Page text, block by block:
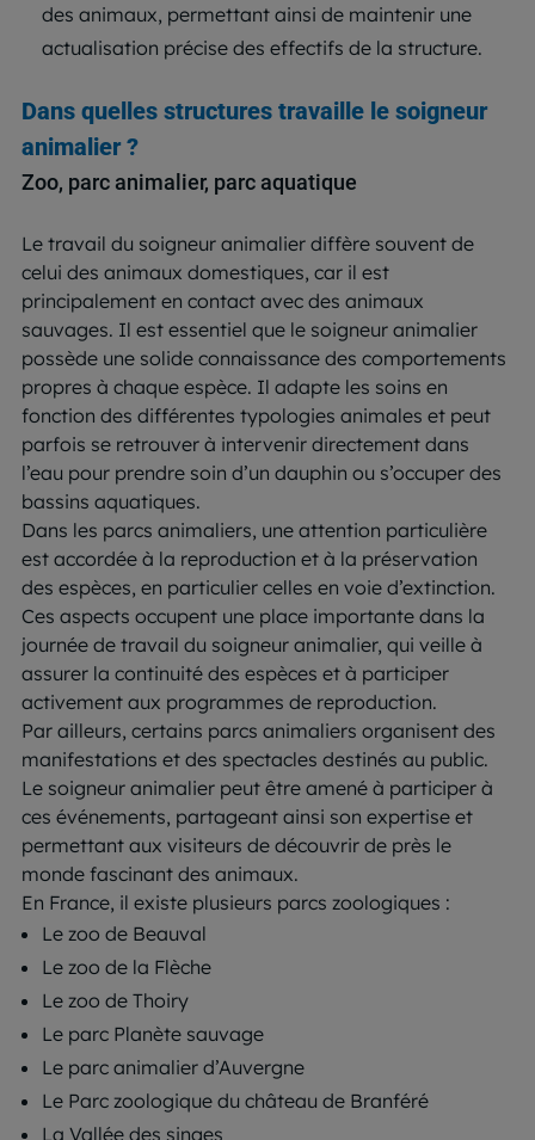
des animaux, permettant ainsi de maintenir une
actualisation précise des effectifs de la structure.
Dans quelles structures travaille le soigneur
animalier ?
Zoo, parc animalier, parc aquatique
Le travail du soigneur animalier diffère souvent de
celui des animaux domestiques, car il est
principalement en contact avec des animaux
sauvages. Il est essentiel que le soigneur animalier
possède une solide connaissance des comportements
propres à chaque espèce. Il adapte les soins en
fonction des différentes typologies animales et peut
parfois se retrouver à intervenir directement dans
l’eau pour prendre soin d’un dauphin ou s’occuper des
bassins aquatiques.
Dans les parcs animaliers, une attention particulière
est accordée à la reproduction et à la préservation
des espèces, en particulier celles en voie d’extinction.
Ces aspects occupent une place importante dans la
journée de travail du soigneur animalier, qui veille à
assurer la continuité des espèces et à participer
activement aux programmes de reproduction.
Par ailleurs, certains parcs animaliers organisent des
manifestations et des spectacles destinés au public.
Le soigneur animalier peut être amené à participer à
ces événements, partageant ainsi son expertise et
permettant aux visiteurs de découvrir de près le
monde fascinant des animaux.
En France, il existe plusieurs parcs zoologiques :
Le zoo de Beauval
Le zoo de la Flèche
Le zoo de Thoiry
Le parc Planète sauvage
Le parc animalier d’Auvergne
Le Parc zoologique du château de Branféré
La Vallée des singes